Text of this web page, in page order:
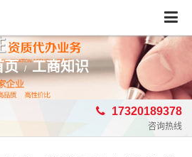
页 / 工商知识
17320189378
咨询热线